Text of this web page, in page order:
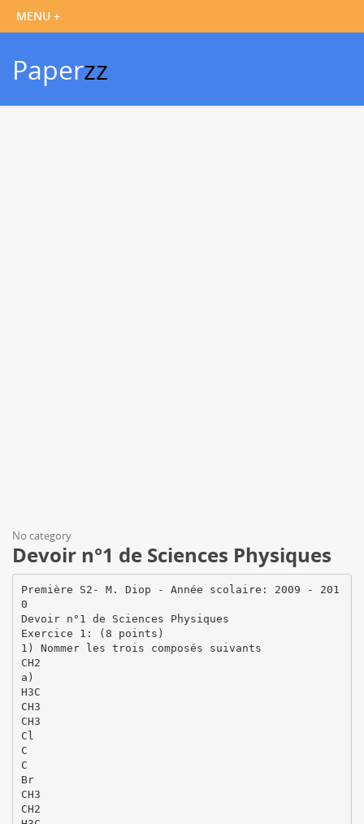
Paperzz
No category
Devoir n°1 de Sciences Physiques
Première S2- M. Diop - Année scolaire: 2009 - 201
0
Devoir n°1 de Sciences Physiques
Exercice 1: (8 points)
1) Nommer les trois composés suivants
CH2
a)
H3C
CH3
CH3
Cl
C
C
Br
CH3
CH2